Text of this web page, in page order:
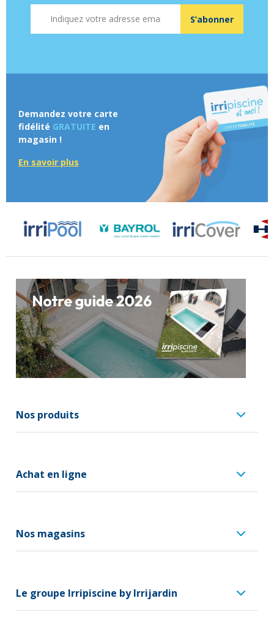
S’abonner
Demandez votre carte
fidélité GRATUITE en
magasin !
En savoir plus
Nos produits
Achat en ligne
Nos magasins
Le groupe Irripiscine by Irrijardin